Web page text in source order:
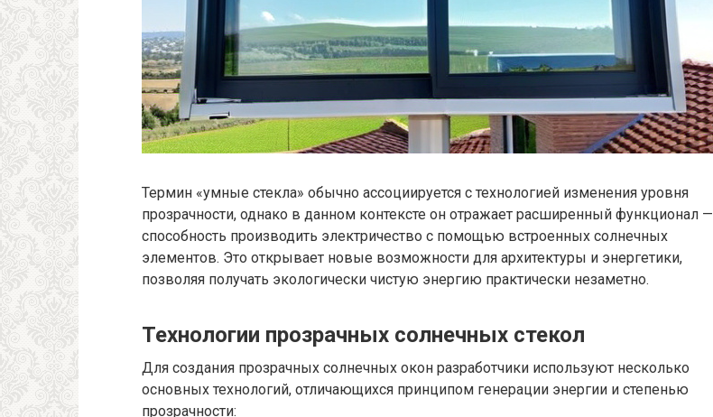
Термин «умные стекла» обычно ассоциируется с технологией изменения уровня
прозрачности, однако в данном контексте он отражает расширенный функционал —
способность производить электричество с помощью встроенных солнечных
элементов. Это открывает новые возможности для архитектуры и энергетики,
позволяя получать экологически чистую энергию практически незаметно.
Технологии прозрачных солнечных стекол
Для создания прозрачных солнечных окон разработчики используют несколько
основных технологий, отличающихся принципом генерации энергии и степенью
прозрачности: